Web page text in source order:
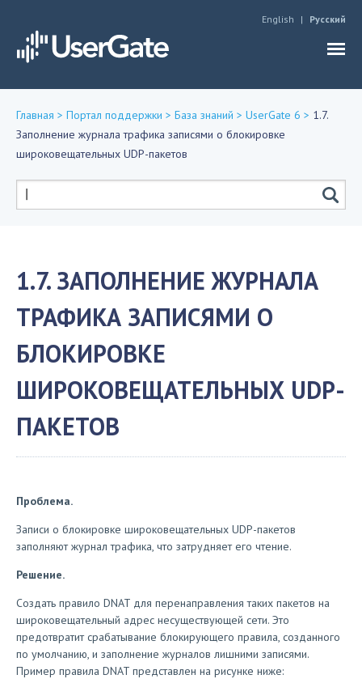
English Русский
Вы
здесь
Главная > Портал поддержки > База знаний > UserGate 6 > 1.7.
Заполнение журнала трафика записями о блокировке
широковещательных UDP-пакетов
1.7. ЗАПОЛНЕНИЕ ЖУРНАЛА
ТРАФИКА ЗАПИСЯМИ О
БЛОКИРОВКЕ
ШИРОКОВЕЩАТЕЛЬНЫХ UDP-
ПАКЕТОВ
Проблема.
Записи о блокировке широковещательных UDP-пакетов
заполняют журнал трафика, что затрудняет его чтение.
Решение.
Создать правило DNAT для перенаправления таких пакетов на
широковещательный адрес несуществующей сети. Это
предотвратит срабатывание блокирующего правила, созданного
по умолчанию, и заполнение журналов лишними записями.
Пример правила DNAT представлен на рисунке ниже: